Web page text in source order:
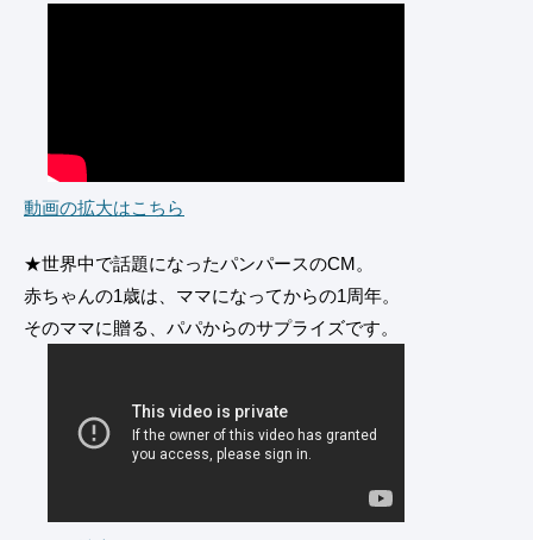
動画の拡大はこちら
★世界中で話題になったパンパースのCM。
赤ちゃんの1歳は、ママになってからの1周年。
そのママに贈る、パパからのサプライズです。